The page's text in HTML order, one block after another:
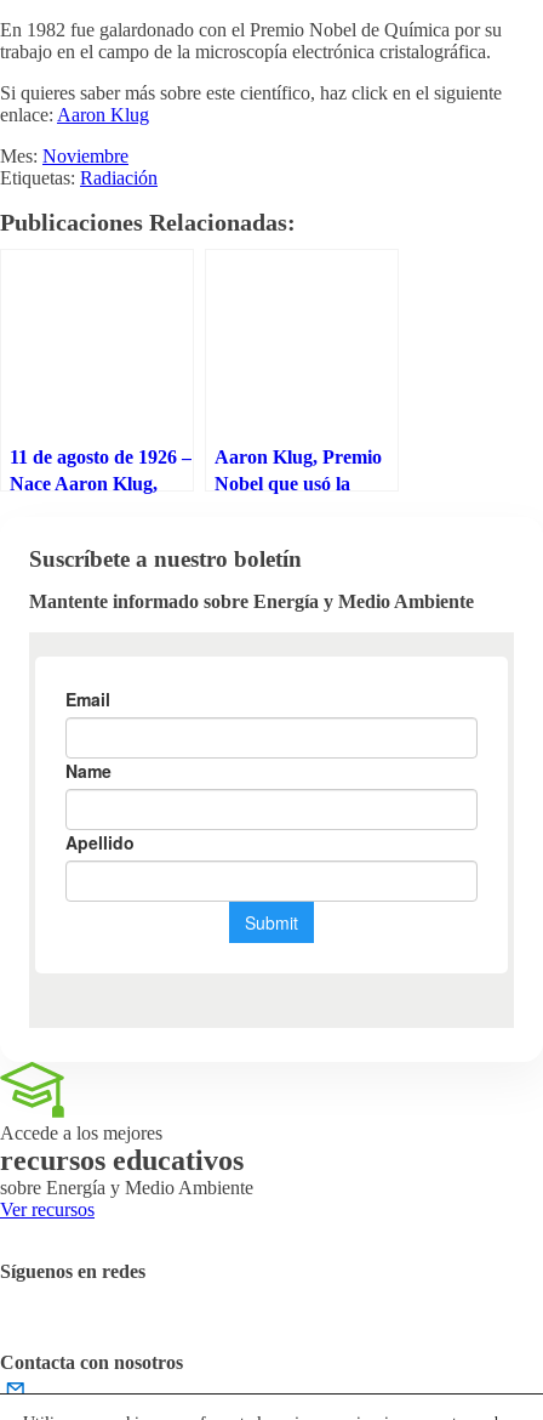
En 1982 fue galardonado con el Premio Nobel de Química por su
trabajo en el campo de la microscopía electrónica cristalográfica.
Si quieres saber más sobre este científico, haz click en el siguiente
enlace: Aaron Klug
Mes: Noviembre
Etiquetas: Radiación
Publicaciones Relacionadas:
11 de agosto de 1926 –
Nace Aaron Klug,
X para descifrar
complejos proteínicos
Aaron Klug, Premio
Nobel que usó la
complejos proteínicos
del ácido nucleico
Suscríbete a nuestro boletín
Mantente informado sobre Energía y Medio Ambiente
Accede a los mejores
recursos educativos
sobre Energía y Medio Ambiente
Ver recursos
Síguenos en redes
Contacta con nosotros